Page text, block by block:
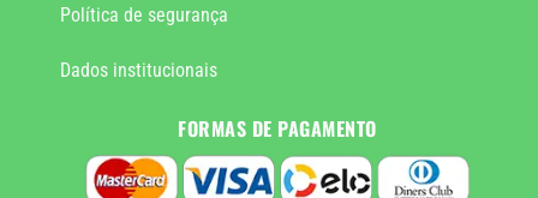
Política de segurança
Dados institucionais
FORMAS DE PAGAMENTO